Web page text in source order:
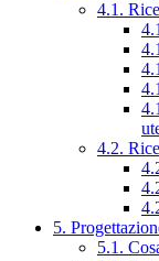
4.1.
4.2.
5.
5.1.